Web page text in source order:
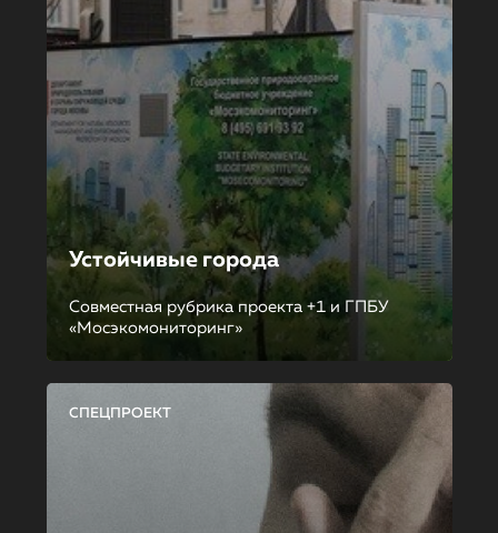
Устойчивые города
Совместная рубрика проекта +1 и ГПБУ
«Мосэкомониторинг»
СПЕЦПРОЕКТ